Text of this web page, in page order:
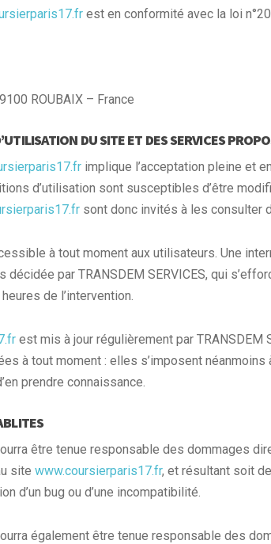
est en conformité avec la loi
ROUBAIX – France
DU SITE ET DES SERVICES
implique l’acceptation pleine et
d’utilisation sont susceptibles d’être
sont donc invités à les consulter
à tout moment aux utilisateurs. Une
par TRANSDEM SERVICES, qui
de l’intervention.
est mis à jour régulièrement par TRANSDEM
à tout moment : elles s’imposent néanmoins
prendre connaissance.
être tenue responsable des dommages
site www.coursierparis17.fr, et résultant soit
d’un bug ou d’une incompatibilité.
également être tenue responsable des